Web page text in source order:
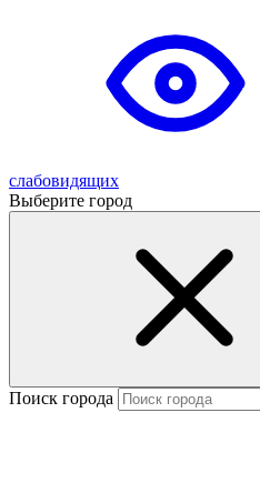
слабовидящих
Выберите город
Поиск города